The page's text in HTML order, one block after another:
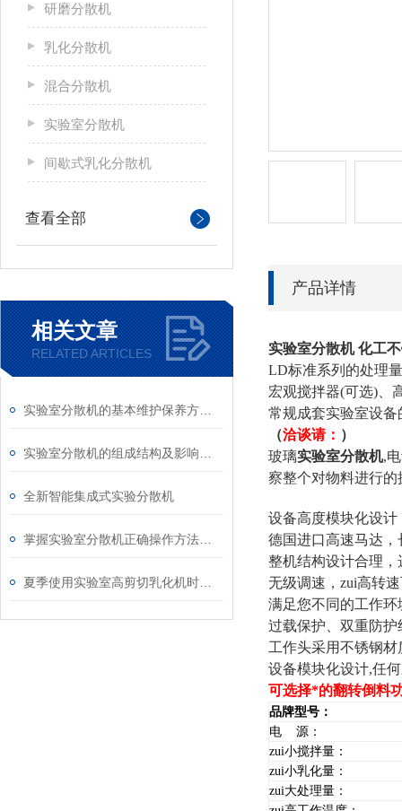
研磨分散机
乳化分散机
混合分散机
实验室分散机
间歇式乳化分散机
查看全部
相关文章
RELATED ARTICLES
全新智能集成式实验分散机
产品详情
实验室分散机化工不
LD标准系列的处理
宏观搅拌器(可选)、
常规成套实验室设
（洽谈请： ）
玻璃实验室分散机,
察整个对物料进行
设备高度模块化设
德国进口高速马达
整机结构设计合理
无级调速，zui高转
满足您不同的工作
过载保护、双重防
工作头采用不锈钢
设备模块化设计,任
可选择*的翻转倒料
品牌型号：
电 源：
zui小搅拌量：
zui小乳化量：
zui大处理量：